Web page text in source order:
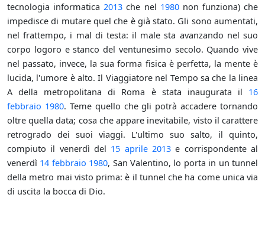
tecnologia informatica2013 che nel 1980non funziona) che
impedisce di mutare quel che è già stato. Gli sono aumentati,
nel frattempo, i mal di testa: il male sta avanzando nel suo
corpo logoro e stanco del ventunesimo secolo. Quando vive
nel passato, invece, la sua forma fisica è perfetta, la mente è
lucida, l'umore è alto. Il Viaggiatore nel Tempo sa che la linea
A della metropolitana di Roma è stata inaugurata il 16
febbraio 1980. Teme quello che gli potrà accadere tornando
oltre quella data; cosa che appare inevitabile, visto il carattere
retrogrado dei suoi viaggi. L'ultimo suo salto, il quinto,
compiuto il venerdì del 15 aprile 2013 e corrispondente al
venerdì 14 febbraio 1980, San Valentino, lo porta in un tunnel
della metro mai visto prima: è il tunnel che ha come unica via
di uscita la bocca di Dio.